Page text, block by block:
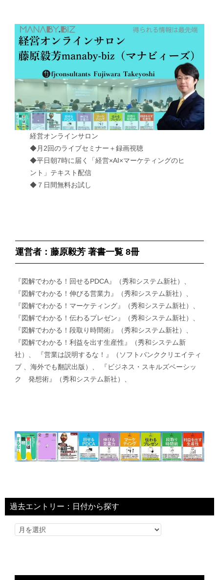
経営オンラインサロン
◆月2回のライブセミナー＋録画視聴
◆平日朝7時に届く「経営×AI×マーケティングのヒ
ント」テキスト配信
◆７日間無料お試し
運営者：藤原毅芳 著書一覧 8冊
『図解でわかる！回せるPDCA』（秀和システム新社）、
『図解でわかる！伸びる営業力』（秀和システム新社）、
『図解でわかる！マーケティング』（秀和システム新社）、
『図解でわかる！伝わるプレゼン』（秀和システム新社）、
『図解でわかる！段取り時間術』（秀和システム新社）、
『図解でわかる！利益を出す生産性』（秀和システム新
社）、 『営業は説明するな！』（ソフトバンククリエイティ
ブ 、海外でも翻訳出版）、 『ビジネス・スキルズベーシッ
ク 発想術』（秀和システム新社）、
過去エントリー：日付から探す